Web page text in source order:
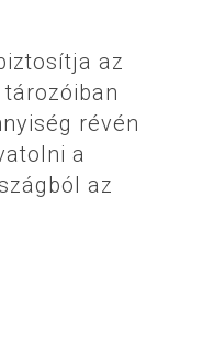
az
révén
a
az